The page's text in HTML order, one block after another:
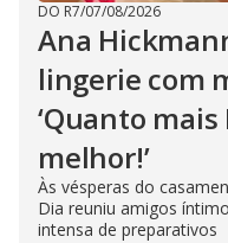
DO R7/07/08/2026
Ana
lingerie com
‘Quanto mais
melhor!’
Às vésperas do
Dia reuniu amigos
intensa de preparativos